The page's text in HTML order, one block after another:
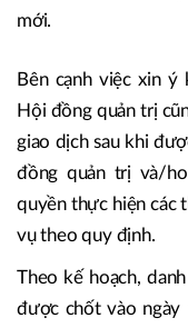
mới.
Bên cạnh việc xin
Hội đồng quản trị
giao dịch sau khi
đồng quản trị và/
quyền thực hiện các
vụ theo quy định.
Theo kế hoạch,
được chốt vào